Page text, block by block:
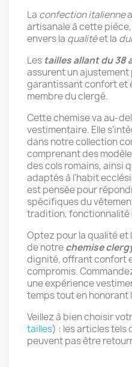
La confection italienne
artisanale à cette
envers la qualitéet la
Les tailles allant du 38
assurent un ajustement
garantissant confort et
membre du clergé.
Cette chemise va au-
vestimentaire. Elle
dans notre collection
comprenant des
des cols romains, ainsi
adaptés à l'habit
est pensée pour
spécifiques du
tradition, fonctionnalité
Optez pour la qualité et
de notrechemise
dignité, offrant confort
compromis.
une expérience
temps tout en honorant
Veillez à bien choisir
tailles) : les articles tels
peuvent pas être